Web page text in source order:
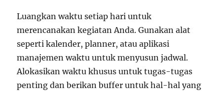
Luangkan waktu setiap hari untuk
merencanakan kegiatan Anda. Gunakan alat
seperti kalender, planner, atau aplikasi
manajemen waktu untuk menyusun jadwal.
Alokasikan waktu khusus untuk tugas-tugas
penting dan berikan buffer untuk hal-hal yang